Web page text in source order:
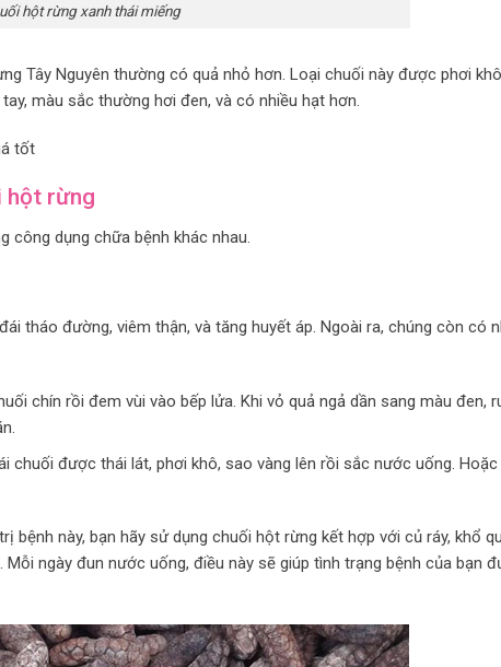
hột rừng xanh thái miếng
Tây Nguyên thường có quả nhỏ hơn. Loại chuối này được phơi
màu sắc thường hơi đen, và có nhiều hạt hơn.
tốt
hột rừng
công dụng chữa bệnh khác nhau.
tháo đường, viêm thận, và tăng huyết áp. Ngoài ra, chúng còn có
chín rồi đem vùi vào bếp lửa. Khi vỏ quả ngả dần sang màu đen,
chuối được thái lát, phơi khô, sao vàng lên rồi sắc nước uống. Hoặc
bệnh này, bạn hãy sử dụng chuối hột rừng kết hợp với củ ráy, khổ
ngày đun nước uống, điều này sẽ giúp tình trạng bệnh của bạn